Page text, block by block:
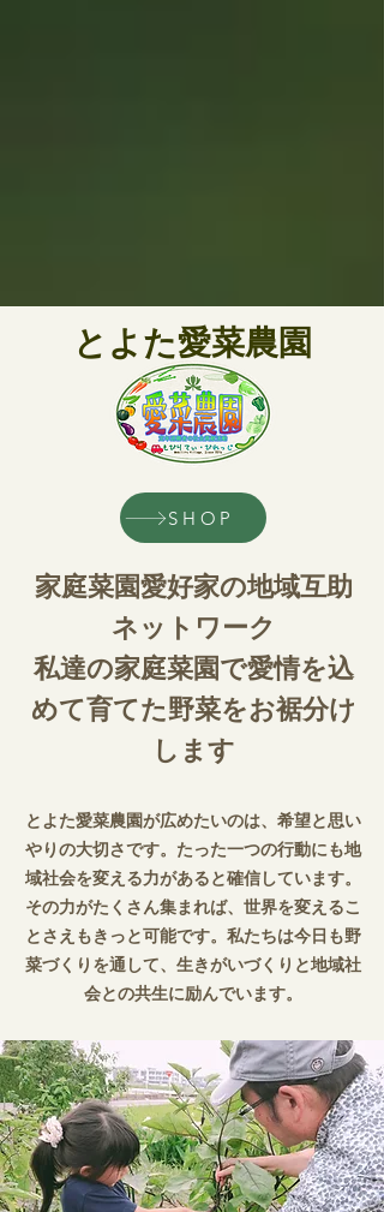
会員用カレンダー（公開中）
とよた愛菜農園
SHOP
家庭菜園愛好家の地域互助
ネットワーク
私達の家庭菜園で愛情を込
めて育てた野菜をお裾分け
します
とよた愛菜農園が広めたいのは、希望と思い
やりの大切さです。たった一つの行動にも地
域社会を変える力があると確信しています。
その力がたくさん集まれば、世界を変えるこ
とさえもきっと可能です。私たちは今日も野
菜づくりを通して、生きがいづくりと地域社
会との共生に励んでいます。